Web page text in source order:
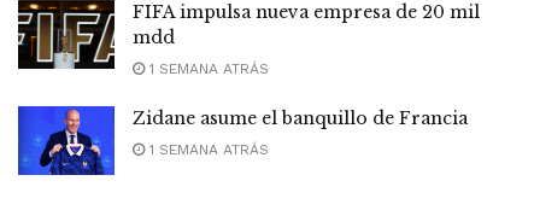
FIFA impulsa nueva empresa de 20 mil
mdd
1 SEMANA ATRÁS
Zidane asume el banquillo de Francia
1 SEMANA ATRÁS